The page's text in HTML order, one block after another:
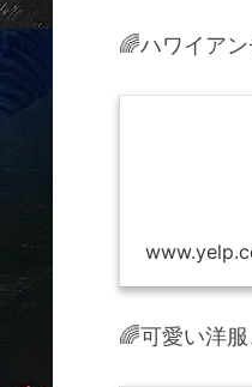
🌈ハワイア
🌈可愛い洋